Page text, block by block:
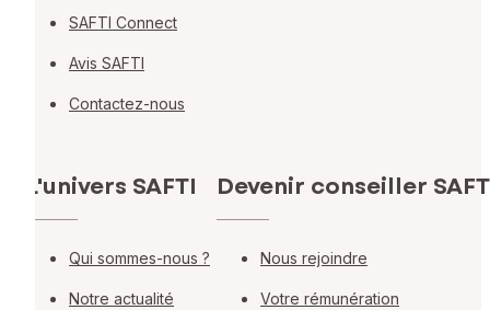
SAFTI Connect
Avis SAFTI
Contactez-nous
L'univers SAFTI
Qui sommes-nous ?
Notre actualité
Devenir conseiller
Nous rejoindre
Votre rémunération